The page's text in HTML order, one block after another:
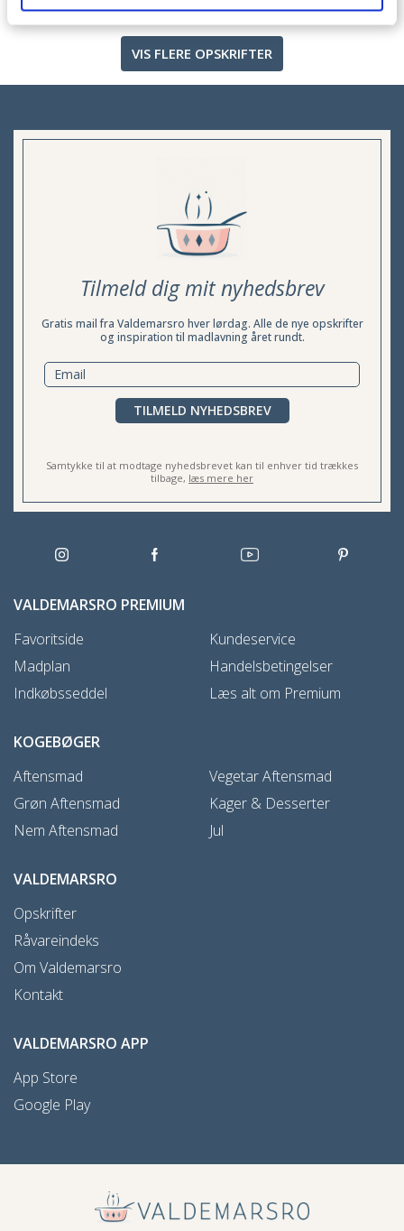
SALAT MED KÅL OG APPELSIN JULEFRIKADELLER
VIS FLERE OPSKRIFTER
Tilmeld dig mit nyhedsbrev
Gratis mail fra Valdemarsro hver lørdag. Alle de nye opskrifter
og inspiration til madlavning året rundt.
TILMELD NYHEDSBREV
Samtykke til at modtage nyhedsbrevet kan til enhver tid trækkes
tilbage, læs mere her
VALDEMARSRO PREMIUM
Favoritside
Madplan
Indkøbsseddel
Kundeservice
Handelsbetingelser
Læs alt om Premium
KOGEBØGER
Aftensmad
Grøn Aftensmad
Nem Aftensmad
Vegetar Aftensmad
Kager & Desserter
Jul
VALDEMARSRO
Opskrifter
Råvareindeks
Om Valdemarsro
Kontakt
VALDEMARSRO APP
App Store
Google Play